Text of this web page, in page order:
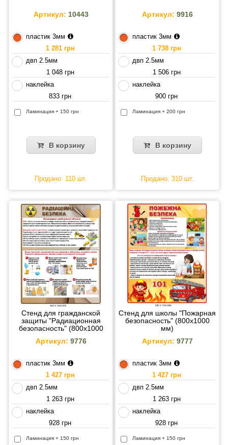
Артикул: 10443
пластик 3мм
1 281 грн
двп 2.5мм
1 048 грн
наклейка
833 грн
Ламинация + 150 грн
В корзину
Продано: 110 шт.
Артикул: 9916
пластик 3мм
1 738 грн
двп 2.5мм
1 506 грн
наклейка
900 грн
Ламинация + 200 грн
В корзину
Продано: 310 шт.
Стенд для гражданской
защиты "Радиационная
безопасность" (800х1000
Артикул: 9776
пластик 3мм
1 427 грн
двп 2.5мм
1 263 грн
наклейка
928 грн
Ламинация + 150 грн
Стенд для школы "Пожарная
безопасность" (800х1000
мм)
Артикул: 9777
пластик 3мм
1 427 грн
двп 2.5мм
1 263 грн
наклейка
928 грн
Ламинация + 150 грн